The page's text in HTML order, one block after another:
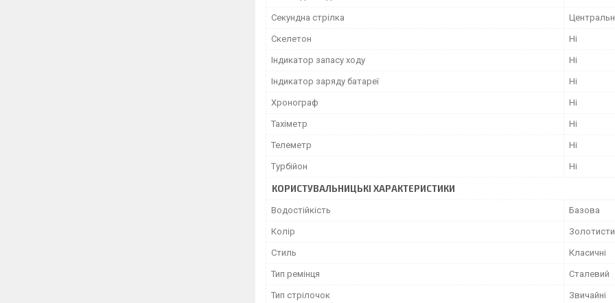
Секундна стрілка
Скелетон Ні
Індикатор запасу ходу Ні
Індикатор заряду батареї Ні
Хронограф Ні
Тахіметр Ні
Телеметр Ні
Турбійон Ні
КОРИСТУВАЛЬНИЦЬКІ ХАРАКТЕРИСТИКИ
Водостійкість Базова
Колір
Стиль Класичні
Тип ремінця Сталевий
Тип стрілочок Звичайні